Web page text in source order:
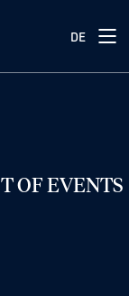
DE
OF EVENTS